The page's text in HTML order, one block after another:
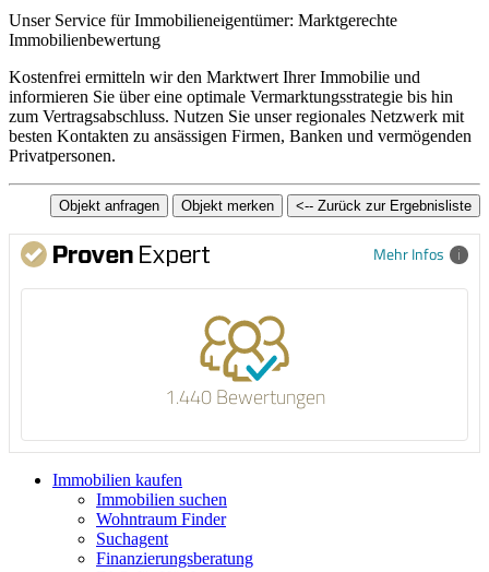
Unser Service für Immobilieneigentümer: Marktgerechte
Immobilienbewertung
Kostenfrei ermitteln wir den Marktwert Ihrer Immobilie und
informieren Sie über eine optimale Vermarktungsstrategie bis hin
zum Vertragsabschluss. Nutzen Sie unser regionales Netzwerk mit
besten Kontakten zu ansässigen Firmen, Banken und vermögenden
Privatpersonen.
Mehr Infos
1.440 Bewertungen
Immobilien kaufen
Immobilien suchen
Wohntraum Finder
Suchagent
Finanzierungsberatung